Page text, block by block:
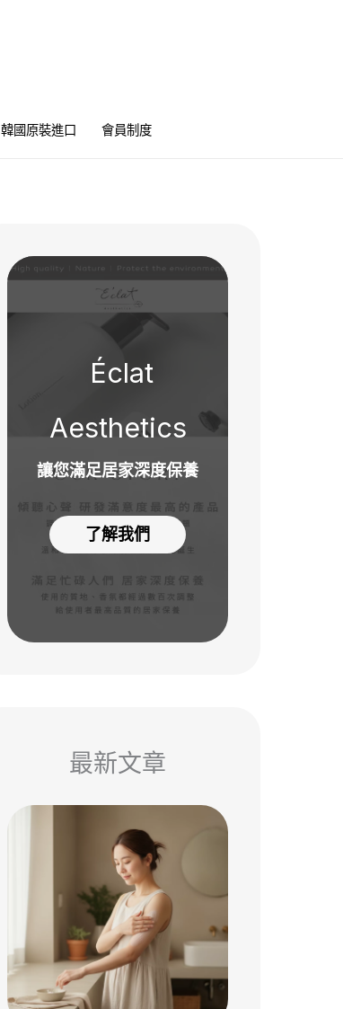
韓國原裝進口 會員制度
Éclat
Aesthetics
讓您滿足居家深度保養
了解我們
最新文章